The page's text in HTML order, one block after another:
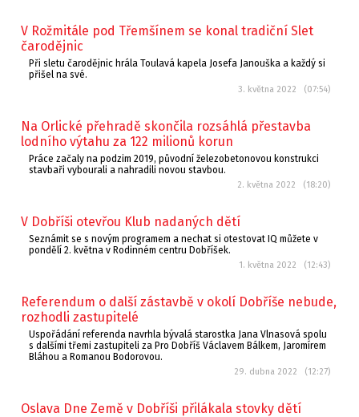
V Rožmitále pod Třemšínem se konal tradiční Slet
čarodějnic
Při sletu čarodějnic hrála Toulavá kapela Josefa Janouška a každý si
přišel na své.
3. května 2022 (07:54)
Na Orlické přehradě skončila rozsáhlá přestavba
lodního výtahu za 122 milionů korun
Práce začaly na podzim 2019, původní železobetonovou konstrukci
stavbaři vybourali a nahradili novou stavbou.
2. května 2022 (18:20)
V Dobříši otevřou Klub nadaných dětí
Seznámit se s novým programem a nechat si otestovat IQ můžete v
pondělí 2. května v Rodinném centru Dobříšek.
1. května 2022 (12:43)
Referendum o další zástavbě v okolí Dobříše nebude,
rozhodli zastupitelé
Uspořádání referenda navrhla bývalá starostka Jana Vlnasová spolu
s dalšími třemi zastupiteli za Pro Dobříš Václavem Bálkem, Jaromírem
Bláhou a Romanou Bodorovou.
29. dubna 2022 (12:27)
Oslava Dne Země v Dobříši přilákala stovky dětí